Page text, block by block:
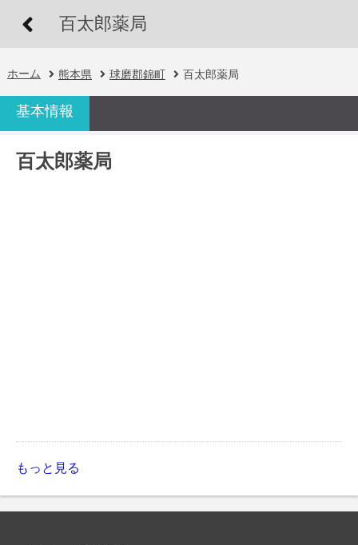
百太郎薬局
ホーム 熊本県 球磨郡錦町 百太郎薬局
基本情報
百太郎薬局
もっと見る